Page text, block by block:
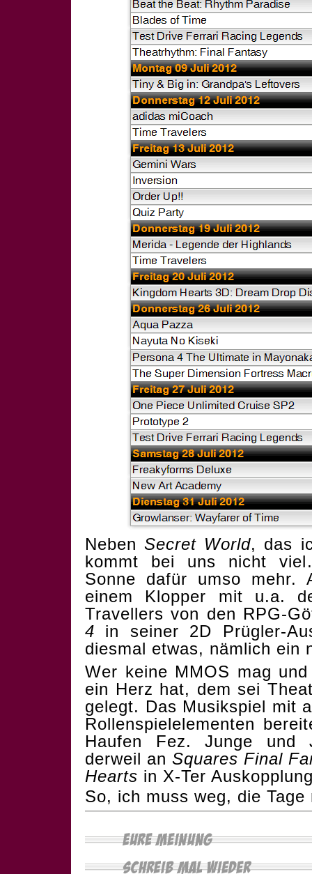
NebenSecret World, das
kommt bei uns nicht
Sonne dafür umso mehr.
einem Klopper mit u.a.
Travellers von den RPG-
4 in seiner 2D Prügler-
diesmal etwas, nämlich ein
Wer keine MMOS mag
ein Herz hat, dem sei
gelegt. Das Musikspiel mit
Rollenspielelementen
Haufen Fez. Junge und
derweil an Squares Final
Hearts in X-Ter
So, ich muss weg, die